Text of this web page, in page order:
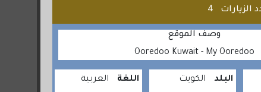
الزيارات 4
وصف الموقع
Ooredoo Kuwait - My Ooredoo
البلد الكويت اللغة العربية